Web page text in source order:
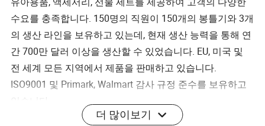
수요를 충족합니다. 150명의 직원이 150개의 봉틀기와 3개
의 생산 라인을 보유하고 있는데, 현재 생산 능력을 통해 연
간 700만 달러 이상을 생산할 수 있었습니다. EU, 미국 및
전 세계 모든 지역에서 제품을 판매하고 있습니다.
ISO9001 및 Primark, Walmart 감사 규정 준수를 보유하고
있습니다.
우리는 환경 영향을 최소화하여 모든 업무 관행에 지속 가
더 많이보기